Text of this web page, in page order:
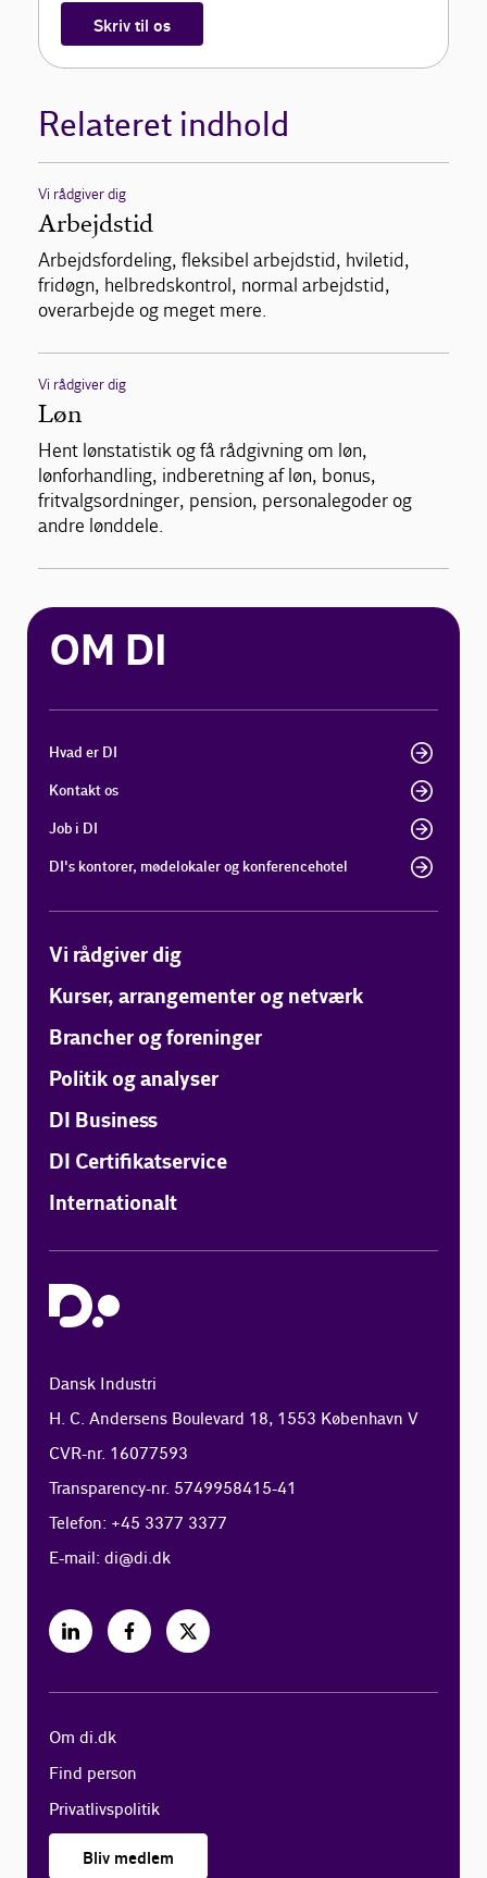
Skriv til os
Relateret indhold
Vi rådgiver dig
Arbejdstid
Arbejdsfordeling, fleksibel arbejdstid, hviletid,
fridøgn, helbredskontrol, normal arbejdstid,
overarbejde og meget mere.
Vi rådgiver dig
Løn
Hent lønstatistik og få rådgivning om løn,
lønforhandling, indberetning af løn, bonus,
fritvalgsordninger, pension, personalegoder og
andre lønddele.
OM DI
Hvad er DI
Kontakt os
Job i DI
DI's kontorer, mødelokaler og konferencehotel
Vi rådgiver dig
Kurser, arrangementer og netværk
Brancher og foreninger
Politik og analyser
DI Business
DI Certifikatservice
Internationalt
Dansk Industri
H. C. Andersens Boulevard 18, 1553 København V
CVR-nr. 16077593
Transparency-nr. 5749958415-41
Telefon: +45 3377 3377
E-mail:di@di.dk
Om di.dk
Find person
Privatlivspolitik
Bliv medlem